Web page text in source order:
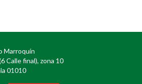
Marroquín
Calle final), zona 10
01010